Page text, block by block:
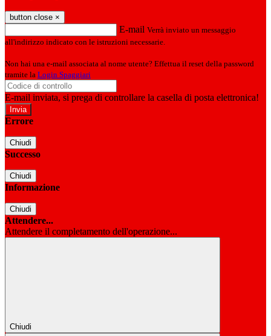
button close ×
E-mail Verrà inviato un messaggio
all'indirizzo indicato con le istruzioni necessarie.
Non hai una e-mail associata al nome utente? Effettua il reset della password
tramite la Login Spaggiari
E-mail inviata, si prega di controllare la casella di posta elettronica!
Errore
Chiudi
Successo
Chiudi
Informazione
Chiudi
Attendere...
Attendere il completamento dell'operazione...
Chiudi